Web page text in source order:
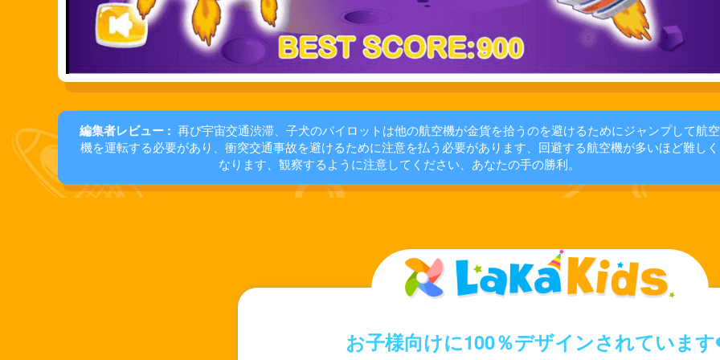
編集者レビュー : 再び宇宙交通渋滞、子犬のパイロットは他の航空機が金貨を拾うのを避けるためにジャンプして航空
機を運転する必要があり、衝突交通事故を避けるために注意を払う必要があります、回避する航空機が多いほど難しく
なります、観察するように注意してください、あなたの手の勝利。
お子様向けに100％デザインされていま